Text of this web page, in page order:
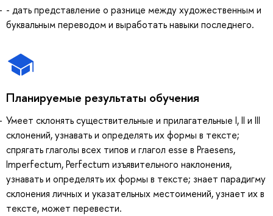
- дать представление о разнице между художественным и
буквальным переводом и выработать навыки последнего.
Планируемые результаты обучения
Умеет склонять существительные и прилагательные I, II и III
склонений, узнавать и определять их формы в тексте;
спрягать глаголы всех типов и глагол esse в Praesens,
Imperfectum, Perfectum изъявительного наклонения,
узнавать и определять их формы в тексте; знает парадигму
склонения личных и указательных местоимений, узнает их в
тексте, может перевести.